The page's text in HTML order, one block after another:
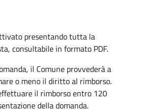
presentando tutta la
consultabile in formato PDF.
il Comune provvederà a
o meno il diritto al rimborso.
il rimborso entro 120
della domanda.